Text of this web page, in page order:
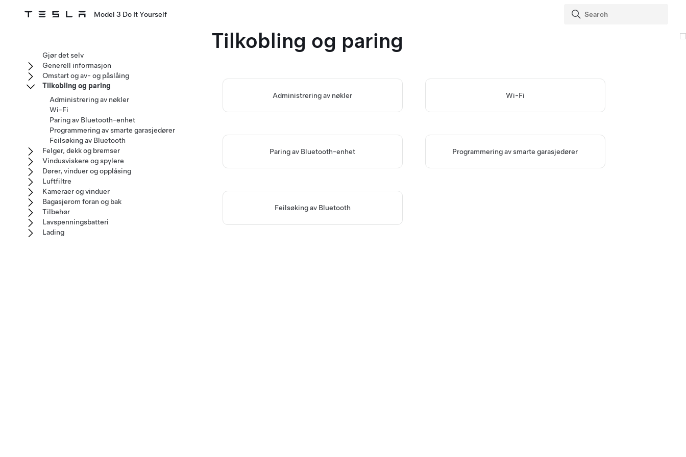
Model 3 Do It Yourself
Tilkobling og paring
Administrering av nøkler Wi-Fi
Paring av Bluetooth-enhet Programmering av smarte garasjedører
Feilsøking av Bluetooth
Gjør det selv
Generell informasjon
Omstart og av- og påslåing
Tilkobling og paring
Administrering av nøkler
Wi-Fi
Paring av Bluetooth-enhet
Programmering av smarte garasjedører
Feilsøking av Bluetooth
Felger, dekk og bremser
Vindusviskere og spylere
Dører, vinduer og opplåsing
Luftfiltre
Kameraer og vinduer
Bagasjerom foran og bak
Tilbehør
Lavspenningsbatteri
Lading